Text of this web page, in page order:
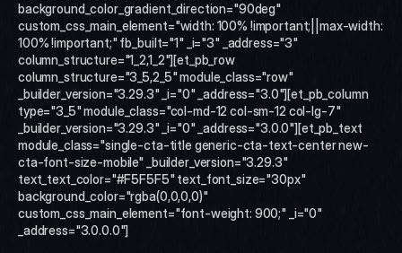
background_color_gradient_direction="90deg"
custom_css_main_element="width: 100% !important;||max-width:
100% !important;" fb_built="1" _i="3" _address="3"
column_structure="1_2,1_2"][et_pb_row
column_structure="3_5,2_5" module_class="row"
_builder_version="3.29.3" _i="0" _address="3.0"][et_pb_column
type="3_5" module_class="col-md-12 col-sm-12 col-lg-7"
_builder_version="3.29.3" _i="0" _address="3.0.0"][et_pb_text
module_class="single-cta-title generic-cta-text-center new-
cta-font-size-mobile" _builder_version="3.29.3"
text_text_color="#F5F5F5" text_font_size="30px"
background_color="rgba(0,0,0,0)"
custom_css_main_element="font-weight: 900;" _i="0"
_address="3.0.0.0"]